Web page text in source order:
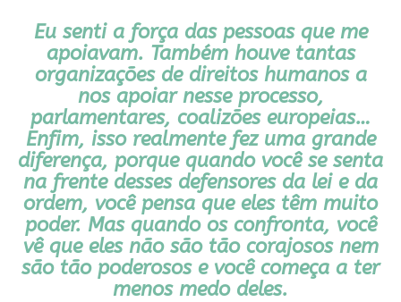
Eu senti a força das pessoas que me
apoiavam. Também houve tantas
organizações de direitos humanos a
nos apoiar nesse processo,
parlamentares, coalizões europeias…
Enfim, isso realmente fez uma grande
diferença, porque quando você se senta
na frente desses defensores da lei e da
ordem, você pensa que eles têm muito
poder. Mas quando os confronta, você
vê que eles não são tão corajosos nem
são tão poderosos e você começa a ter
menos medo deles.